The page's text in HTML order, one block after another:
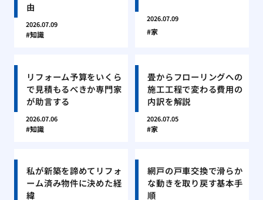
由
2026.07.09
知識
2026.07.09
家
リフォーム予算をいくら
で見積もるべきか専門家
が助言する
2026.07.06
知識
畳からフローリングへの
施工工程で変わる費用の
内訳を解説
2026.07.05
家
私が新築を諦めてリフォ
ーム済み物件に決めた経
緯
網戸の戸車交換で滑らか
な動きを取り戻す基本手
順